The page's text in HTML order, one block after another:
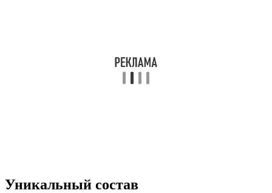
Уникальный состав